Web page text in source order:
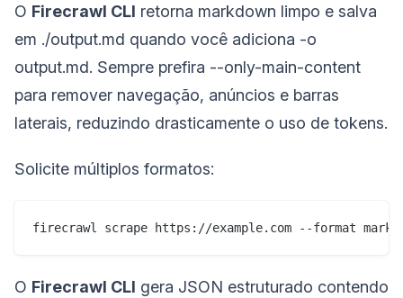
O Firecrawl CLI retorna markdown limpo e salva
em ./output.md quando você adiciona -o
output.md. Sempre prefira --only-main-content
para remover navegação, anúncios e barras
laterais, reduzindo drasticamente o uso de tokens.
Solicite múltiplos formatos:
firecrawl scrape https://example.com --format
O Firecrawl CLI gera JSON estruturado contendo